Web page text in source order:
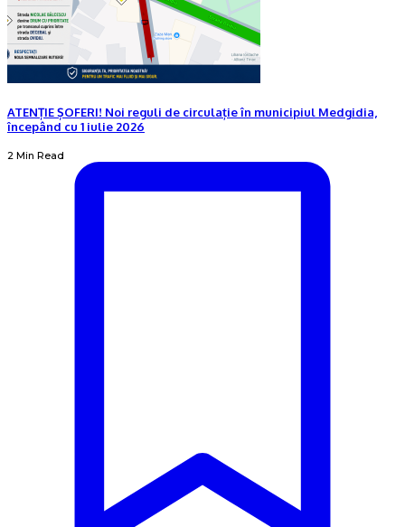
ATENȚIE ȘOFERI! Noi reguli de circulație în municipiul Medgidia,
începând cu 1 iulie 2026
2 Min Read